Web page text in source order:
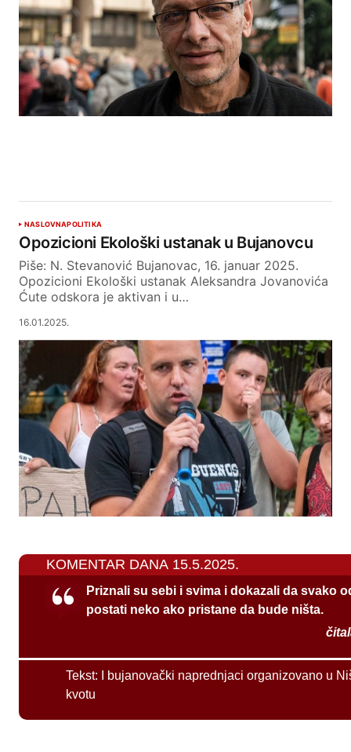
NASLOVNAPOLITIKA
Opozicioni Ekološki ustanak u Bujanovcu
Piše: N. Stevanović Bujanovac, 16. januar 2025.
Opozicioni Ekološki ustanak Aleksandra Jovanovića
Ćute odskora je aktivan i u…
16.01.2025.
KOMENTAR DANA 15.5.2025.
Priznali su sebi i svima i dokazali da svako
postati neko ako pristane da bude ništa.
Tekst:
I bujanovački naprednjaci organizovano u
kvotu